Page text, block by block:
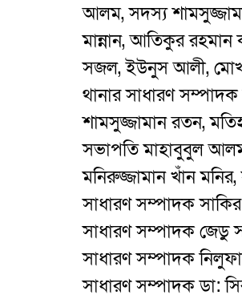
আলম, সদস্য
মান্নান, আতিকুর
সজল, ইউনুস আলী,
থানার সাধারণ
শামসুজ্জামান রতন,
সভাপতি মাহাবুবুল
মনিরুজ্জামান খাঁন
সাধারণ সম্পাদক
সাধারণ সম্পাদক জেডু
সাধারণ সম্পাদক
সাধারণ সম্পাদক ডা: